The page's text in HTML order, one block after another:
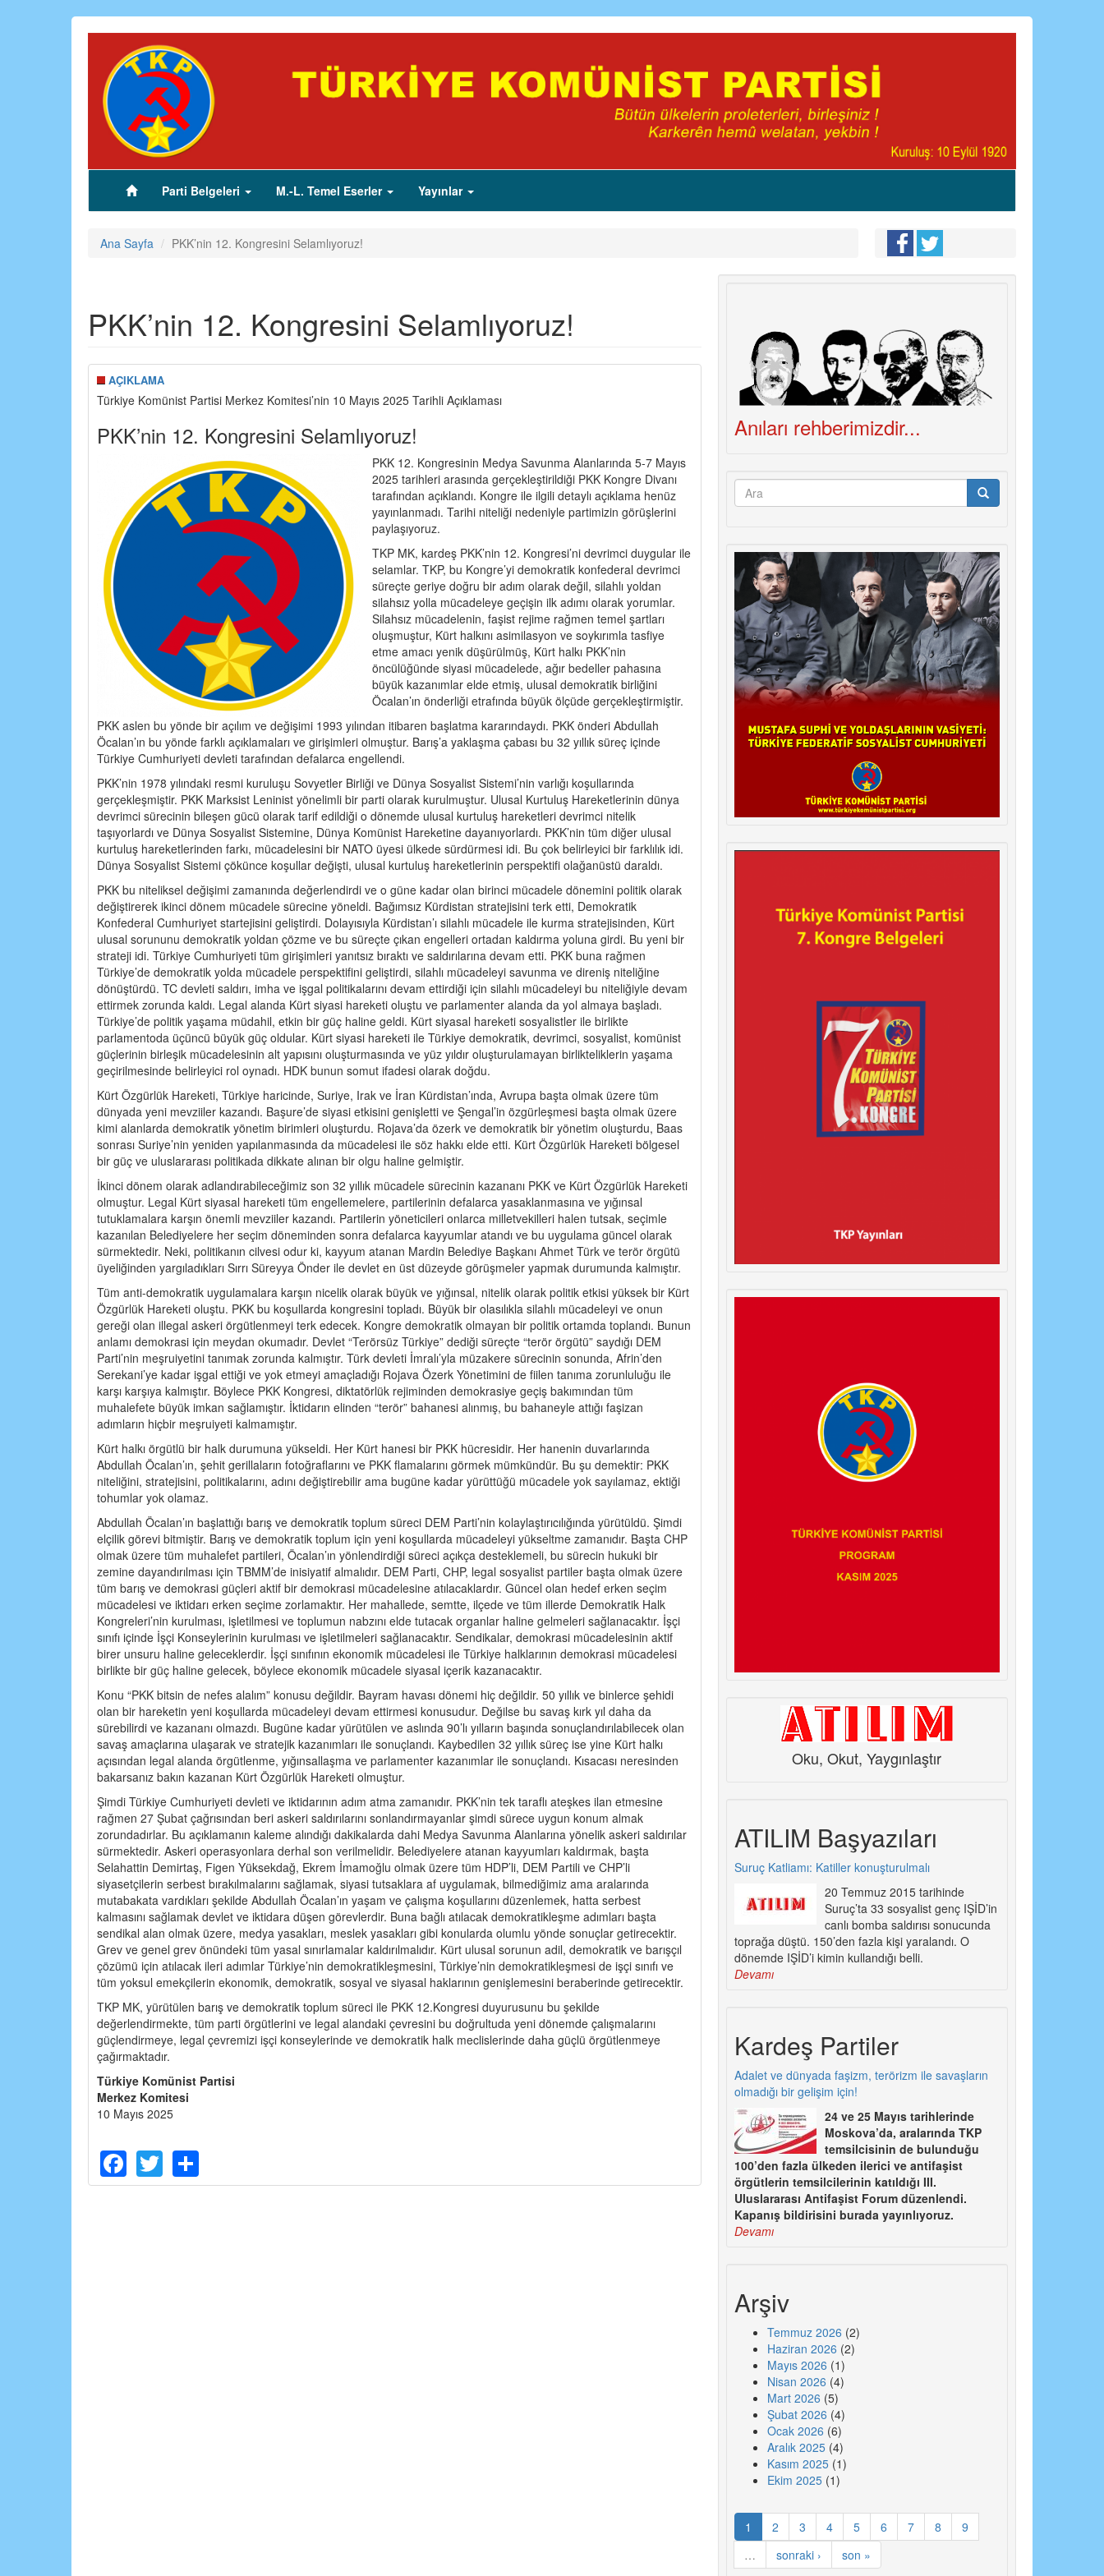
(current)Parti Belgeleri M.-L. Temel Eserler Yayınlar
Ana Sayfa PKK’nin 12. Kongresini Selamlıyoruz!
PKK’nin 12. Kongresini Selamlıyoruz!
AÇIKLAMA
Türkiye Komünist Partisi Merkez Komitesi’nin 10 Mayıs 2025 Tarihli Açıklaması
PKK’nin 12. Kongresini Selamlıyoruz!
PKK 12. Kongresinin Medya Savunma Alanlarında 5-7 Mayıs
2025 tarihleri arasında gerçekleştirildiği PKK Kongre Divanı
tarafından açıklandı. Kongre ile ilgili detaylı açıklama henüz
yayınlanmadı. Tarihi niteliği nedeniyle partimizin görüşlerini
paylaşıyoruz.
TKP MK, kardeş PKK’nin 12. Kongresi’ni devrimci duygular ile
selamlar. TKP, bu Kongre’yi demokratik konfederal devrimci
süreçte geriye doğru bir adım olarak değil, silahlı yoldan
silahsız yolla mücadeleye geçişin ilk adımı olarak yorumlar.
Silahsız mücadelenin, faşist rejime rağmen temel şartları
oluşmuştur, Kürt halkını asimilasyon ve soykırımla tasfiye
etme amacı yenik düşürülmüş, Kürt halkı PKK’nin
öncülüğünde siyasi mücadelede, ağır bedeller pahasına
büyük kazanımlar elde etmiş, ulusal demokratik birliğini
Öcalan’ın önderliği etrafında büyük ölçüde gerçekleştirmiştir.
PKK aslen bu yönde bir açılım ve değişimi 1993 yılından itibaren başlatma kararındaydı. PKK önderi Abdullah
Öcalan’ın bu yönde farklı açıklamaları ve girişimleri olmuştur. Barış’a yaklaşma çabası bu 32 yıllık süreç içinde
Türkiye Cumhuriyeti devleti tarafından defalarca engellendi.
PKK’nin 1978 yılındaki resmi kuruluşu Sovyetler Birliği ve Dünya Sosyalist Sistemi’nin varlığı koşullarında
gerçekleşmiştir. PKK Marksist Leninist yönelimli bir parti olarak kurulmuştur. Ulusal Kurtuluş Hareketlerinin dünya
devrimci sürecinin bileşen gücü olarak tarif edildiği o dönemde ulusal kurtuluş hareketleri devrimci nitelik
taşıyorlardı ve Dünya Sosyalist Sistemine, Dünya Komünist Hareketine dayanıyorlardı. PKK’nin tüm diğer ulusal
kurtuluş hareketlerinden farkı, mücadelesini bir NATO üyesi ülkede sürdürmesi idi. Bu çok belirleyici bir farklılık idi.
Dünya Sosyalist Sistemi çökünce koşullar değişti, ulusal kurtuluş hareketlerinin perspektifi olağanüstü daraldı.
PKK bu niteliksel değişimi zamanında değerlendirdi ve o güne kadar olan birinci mücadele dönemini politik olarak
değiştirerek ikinci dönem mücadele sürecine yöneldi. Bağımsız Kürdistan stratejisini terk etti, Demokratik
Konfederal Cumhuriyet startejisini geliştirdi. Dolayısıyla Kürdistan’ı silahlı mücadele ile kurma stratejisinden, Kürt
ulusal sorununu demokratik yoldan çözme ve bu süreçte çıkan engelleri ortadan kaldırma yoluna girdi. Bu yeni bir
strateji idi. Türkiye Cumhuriyeti tüm girişimleri yanıtsız bıraktı ve saldırılarına devam etti. PKK buna rağmen
Türkiye’de demokratik yolda mücadele perspektifini geliştirdi, silahlı mücadeleyi savunma ve direniş niteliğine
dönüştürdü. TC devleti saldırı, imha ve işgal politikalarını devam ettirdiği için silahlı mücadeleyi bu niteliğiyle devam
ettirmek zorunda kaldı. Legal alanda Kürt siyasi hareketi oluştu ve parlamenter alanda da yol almaya başladı.
Türkiye’de politik yaşama müdahil, etkin bir güç haline geldi. Kürt siyasal hareketi sosyalistler ile birlikte
parlamentoda üçüncü büyük güç oldular. Kürt siyasi hareketi ile Türkiye demokratik, devrimci, sosyalist, komünist
güçlerinin birleşik mücadelesinin alt yapısını oluşturmasında ve yüz yıldır oluşturulamayan birlikteliklerin yaşama
geçirilmesinde belirleyici rol oynadı. HDK bunun somut ifadesi olarak doğdu.
Kürt Özgürlük Hareketi, Türkiye haricinde, Suriye, Irak ve İran Kürdistan’ında, Avrupa başta olmak üzere tüm
dünyada yeni mevziiler kazandı. Başure’de siyasi etkisini genişletti ve Şengal’in özgürleşmesi başta olmak üzere
kimi alanlarda demokratik yönetim birimleri oluşturdu. Rojava’da özerk ve demokratik bir yönetim oluşturdu, Baas
sonrası Suriye’nin yeniden yapılanmasında da mücadelesi ile söz hakkı elde etti. Kürt Özgürlük Hareketi bölgesel
bir güç ve uluslararası politikada dikkate alınan bir olgu haline gelmiştir.
İkinci dönem olarak adlandırabileceğimiz son 32 yıllık mücadele sürecinin kazananı PKK ve Kürt Özgürlük Hareketi
olmuştur. Legal Kürt siyasal hareketi tüm engellemelere, partilerinin defalarca yasaklanmasına ve yığınsal
tutuklamalara karşın önemli mevziiler kazandı. Partilerin yöneticileri onlarca milletvekilleri halen tutsak, seçimle
kazanılan Belediyelere her seçim döneminden sonra defalarca kayyumlar atandı ve bu uygulama güncel olarak
sürmektedir. Neki, politikanın cilvesi odur ki, kayyum atanan Mardin Belediye Başkanı Ahmet Türk ve terör örgütü
üyeliğinden yargıladıkları Sırrı Süreyya Önder ile devlet en üst düzeyde görüşmeler yapmak durumunda kalmıştır.
Tüm anti-demokratik uygulamalara karşın nicelik olarak büyük ve yığınsal, nitelik olarak politik etkisi yüksek bir Kürt
Özgürlük Hareketi oluştu. PKK bu koşullarda kongresini topladı. Büyük bir olasılıkla silahlı mücadeleyi ve onun
gereği olan illegal askeri örgütlenmeyi terk edecek. Kongre demokratik olmayan bir politik ortamda toplandı. Bunun
anlamı demokrasi için meydan okumadır. Devlet “Terörsüz Türkiye” dediği süreçte “terör örgütü” saydığı DEM
Parti’nin meşruiyetini tanımak zorunda kalmıştır. Türk devleti İmralı’yla müzakere sürecinin sonunda, Afrin’den
Serekani’ye kadar işgal ettiği ve yok etmeyi amaçladığı Rojava Özerk Yönetimini de fiilen tanıma zorunluluğu ile
karşı karşıya kalmıştır. Böylece PKK Kongresi, diktatörlük rejiminden demokrasiye geçiş bakımından tüm
muhalefete büyük imkan sağlamıştır. İktidarın elinden “terör” bahanesi alınmış, bu bahaneyle attığı faşizan
adımların hiçbir meşruiyeti kalmamıştır.
Kürt halkı örgütlü bir halk durumuna yükseldi. Her Kürt hanesi bir PKK hücresidir. Her hanenin duvarlarında
Abdullah Öcalan’ın, şehit gerillaların fotoğraflarını ve PKK flamalarını görmek mümkündür. Bu şu demektir: PKK
niteliğini, stratejisini, politikalarını, adını değiştirebilir ama bugüne kadar yürüttüğü mücadele yok sayılamaz, ektiği
tohumlar yok olamaz.
Abdullah Öcalan’ın başlattığı barış ve demokratik toplum süreci DEM Parti’nin kolaylaştırıcılığında yürütüldü. Şimdi
elçilik görevi bitmiştir. Barış ve demokratik toplum için yeni koşullarda mücadeleyi yükseltme zamanıdır. Başta CHP
olmak üzere tüm muhalefet partileri, Öcalan’ın yönlendirdiği süreci açıkça desteklemeli, bu sürecin hukuki bir
zemine dayandırılması için TBMM’de inisiyatif almalıdır. DEM Parti, CHP, legal sosyalist partiler başta olmak üzere
tüm barış ve demokrasi güçleri aktif bir demokrasi mücadelesine atılacaklardır. Güncel olan hedef erken seçim
mücadelesi ve iktidarı erken seçime zorlamaktır. Her mahallede, semtte, ilçede ve tüm illerde Demokratik Halk
Kongreleri’nin kurulması, işletilmesi ve toplumun nabzını elde tutacak organlar haline gelmeleri sağlanacaktır. İşçi
sınıfı içinde İşçi Konseylerinin kurulması ve işletilmeleri sağlanacaktır. Sendikalar, demokrasi mücadelesinin aktif
birer unsuru haline geleceklerdir. İşçi sınıfının ekonomik mücadelesi ile Türkiye halklarının demokrasi mücadelesi
birlikte bir güç haline gelecek, böylece ekonomik mücadele siyasal içerik kazanacaktır.
Konu “PKK bitsin de nefes alalım” konusu değildir. Bayram havası dönemi hiç değildir. 50 yıllık ve binlerce şehidi
olan bir hareketin yeni koşullarda mücadeleyi devam ettirmesi konusudur. Değilse bu savaş kırk yıl daha da
sürebilirdi ve kazananı olmazdı. Bugüne kadar yürütülen ve aslında 90’lı yılların başında sonuçlandırılabilecek olan
savaş amaçlarına ulaşarak ve stratejik kazanımları ile sonuçlandı. Kaybedilen 32 yıllık süreç ise yine Kürt halkı
açısından legal alanda örgütlenme, yığınsallaşma ve parlamenter kazanımlar ile sonuçlandı. Kısacası neresinden
bakarsanız bakın kazanan Kürt Özgürlük Hareketi olmuştur.
Şimdi Türkiye Cumhuriyeti devleti ve iktidarının adım atma zamanıdır. PKK’nin tek taraflı ateşkes ilan etmesine
rağmen 27 Şubat çağrısından beri askeri saldırılarını sonlandırmayanlar şimdi sürece uygun konum almak
zorundadırlar. Bu açıklamanın kaleme alındığı dakikalarda dahi Medya Savunma Alanlarına yönelik askeri saldırılar
sürmektedir. Askeri operasyonlara derhal son verilmelidir. Belediyelere atanan kayyumları kaldırmak, başta
Selahattin Demirtaş, Figen Yüksekdağ, Ekrem İmamoğlu olmak üzere tüm HDP’li, DEM Partili ve CHP’li
siyasetçilerin serbest bırakılmalarını sağlamak, siyasi tutsaklara af uygulamak, bilmediğimiz ama aralarında
mutabakata vardıkları şekilde Abdullah Öcalan’ın yaşam ve çalışma koşullarını düzenlemek, hatta serbest
kalmasını sağlamak devlet ve iktidara düşen görevlerdir. Buna bağlı atılacak demokratikleşme adımları başta
sendikal alan olmak üzere, medya yasakları, meslek yasakları gibi konularda olumlu yönde sonuçlar getirecektir.
Grev ve genel grev önündeki tüm yasal sınırlamalar kaldırılmalıdır. Kürt ulusal sorunun adil, demokratik ve barışçıl
çözümü için atılacak ileri adımlar Türkiye’nin demokratikleşmesini, Türkiye’nin demokratikleşmesi de işçi sınıfı ve
tüm yoksul emekçilerin ekonomik, demokratik, sosyal ve siyasal haklarının genişlemesini beraberinde getirecektir.
TKP MK, yürütülen barış ve demokratik toplum süreci ile PKK 12.Kongresi duyurusunu bu şekilde
değerlendirmekte, tüm parti örgütlerini ve legal alandaki çevresini bu doğrultuda yeni dönemde çalışmalarını
güçlendirmeye, legal çevremizi işçi konseylerinde ve demokratik halk meclislerinde daha güçlü örgütlenmeye
çağırmaktadır.
Türkiye Komünist Partisi
Merkez Komitesi
10 Mayıs 2025
Facebook
Twitter
Anıları rehberimizdir...
Arama
Oku, Okut, Yaygınlaştır
ATILIM Başyazıları
Suruç Katliamı: Katiller konuşturulmalı
20 Temmuz 2015 tarihinde
Suruç’ta 33 sosyalist genç IŞİD’in
canlı bomba saldırısı sonucunda
toprağa düştü. 150’den fazla kişi yaralandı. O
dönemde IŞİD’i kimin kullandığı belli.
Devamı
Kardeş Partiler
Adalet ve dünyada faşizm, terörizm ile savaşların
olmadığı bir gelişim için!
24 ve 25 Mayıs tarihlerinde
Moskova’da, aralarında TKP
temsilcisinin de bulunduğu
100’den fazla ülkeden ilerici ve antifaşist
örgütlerin temsilcilerinin katıldığı III.
Uluslararası Antifaşist Forum düzenlendi.
Kapanış bildirisini burada yayınlıyoruz.
Devamı
Arşiv
Temmuz 2026 (2)
Haziran 2026 (2)
Mayıs 2026 (1)
Nisan 2026 (4)
Mart 2026 (5)
Şubat 2026 (4)
Ocak 2026 (6)
Aralık 2025(4)
Kasım 2025(1)
Ekim 2025(1)
1 2 3 4 5 6 7 8
9
…
sonraki › son »